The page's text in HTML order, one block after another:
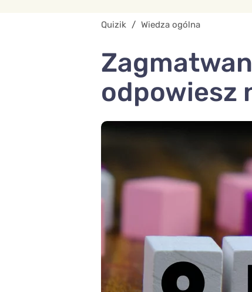
Quizik / Wiedza ogólna
odpowiesz